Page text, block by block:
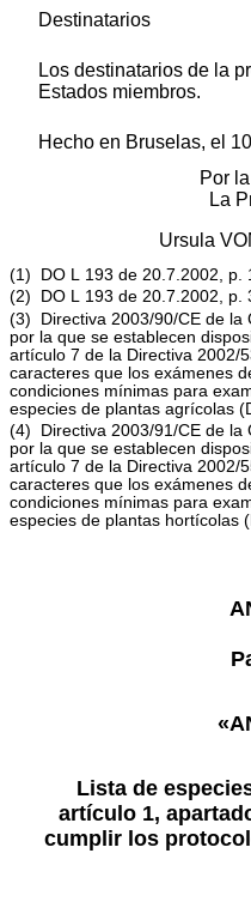
Destinatarios
Los destinatarios de la
Estados miembros.
Hecho en Bruselas, el
Por
La
Ursula
(1 ) DO L 193 de 20.7.2002, p. 1
(2) DO L 193 de 20.7.2002, p.
(3) Directiva 2003/90/CE de la
por la que se establecen
artículo 7 de la Directiva 2002/
caracteres que los exámenes
condiciones mínimas para
especies de plantas agrícolas (
(4) Directiva 2003/91/CE de la
por la que se establecen
artículo 7 de la Directiva 2002/
caracteres que los exámenes
condiciones mínimas para
especies de plantas hortícolas (
Lista de
artículo 1,
cumplir los